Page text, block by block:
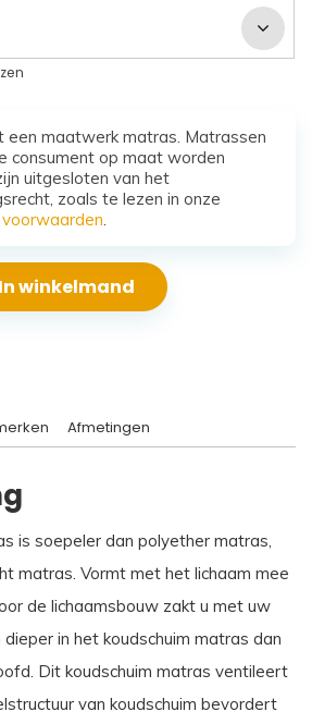
maatwerk matras. Matrassen
consument op maat worden
uitgesloten van het
zoals te lezen in onze
.
In winkelmand
Afmetingen
is soepeler dan polyether matras,
matras. Vormt met het lichaam mee
de lichaamsbouw zakt u met uw
in het koudschuim matras dan
Dit koudschuim matras ventileert
van koudschuim bevordert